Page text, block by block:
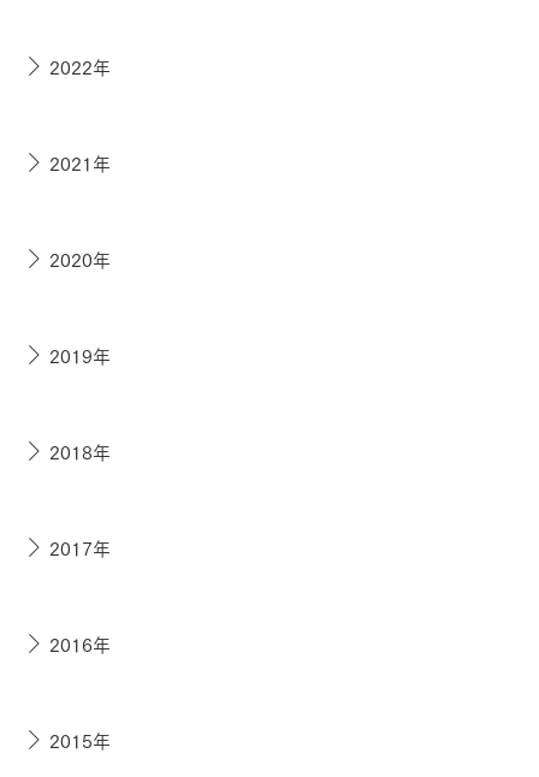
2022年
2021年
2020年
2019年
2018年
2017年
2016年
2015年